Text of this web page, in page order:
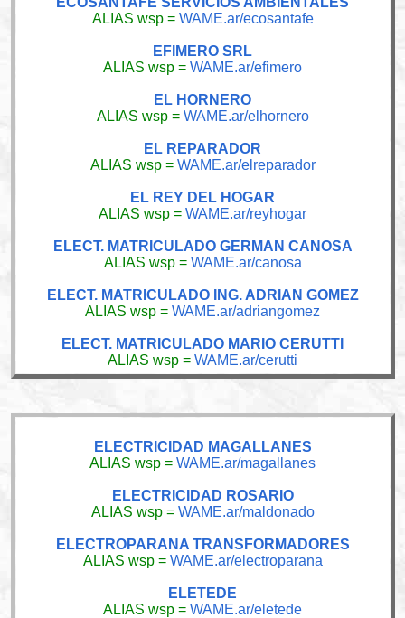
ALIAS wsp = WAME.ar/ecosantafe
EFIMERO SRL
ALIAS wsp = WAME.ar/efimero
EL HORNERO
ALIAS wsp = WAME.ar/elhornero
EL REPARADOR
ALIAS wsp = WAME.ar/elreparador
EL REY DEL HOGAR
ALIAS wsp = WAME.ar/reyhogar
ELECT. MATRICULADO GERMAN CANOSA
ALIAS wsp = WAME.ar/canosa
ELECT. MATRICULADO ING. ADRIAN GOMEZ
ALIAS wsp = WAME.ar/adriangomez
ELECT. MATRICULADO MARIO CERUTTI
ALIAS wsp = WAME.ar/cerutti
ELECTRICIDAD MAGALLANES
ALIAS wsp = WAME.ar/magallanes
ELECTRICIDAD ROSARIO
ALIAS wsp = WAME.ar/maldonado
ELECTROPARANA TRANSFORMADORES
ALIAS wsp = WAME.ar/electroparana
ELETEDE
ALIAS wsp = WAME.ar/eletede